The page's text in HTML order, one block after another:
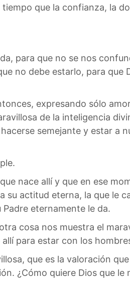
que la confianza, la
para que no se nos
no debe estarlo, para que
expresando sólo
de la inteligencia
semejante y estar a
nace allí y que en ese
actitud eterna, la que le
eternamente le da.
cosa nos muestra el
para estar con los
que es la valoración
¿Cómo quiere Dios que